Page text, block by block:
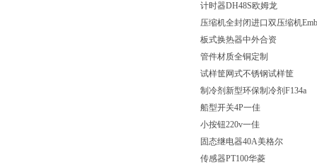
计时器DH48S欧姆龙
压缩机全封闭进口双压缩机
板式换热器中外合资
管件材质全铜定制
试样筐网式不锈钢试样筐
制冷剂 新型环保制冷剂 F134a
船型开关4P一佳
小按钮220v一佳
固态继电器40A美格尔
传感器PT100华菱